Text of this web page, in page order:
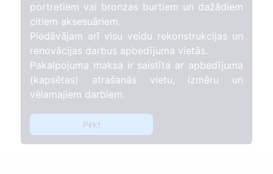
portretiem vai bronzas burtiem un dažādiem
citiem aksesuāriem.
Piedāvājam arī visu veidu rekonstrukcijas un
renovācijas darbus apbedījuma vietās.
Pakalpojuma maksa ir saistīta ar apbedījuma
(kapsētas) atrašanās vietu, izmēru un
vēlamajiem darbiem.
Pirkt